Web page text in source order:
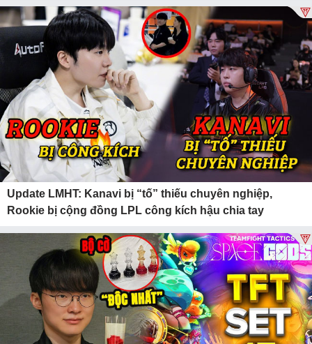
Update LMHT: Kanavi bị “tố” thiếu chuyên nghiệp,
Rookie bị cộng đồng LPL công kích hậu chia tay